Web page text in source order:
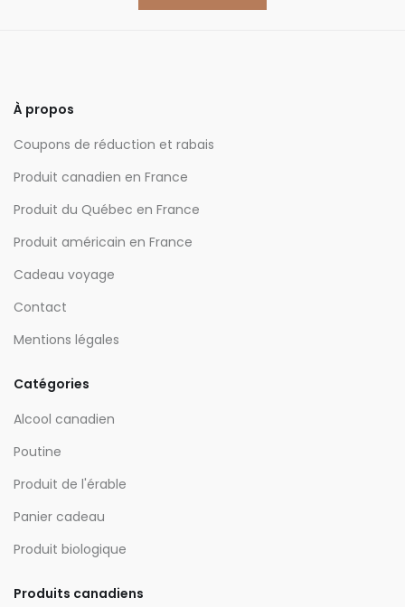
À propos
Coupons de réduction et rabais
Produit canadien en France
Produit du Québec en France
Produit américain en France
Cadeau voyage
Contact
Mentions légales
Catégories
Alcool canadien
Poutine
Produit de l'érable
Panier cadeau
Produit biologique
Produits canadiens